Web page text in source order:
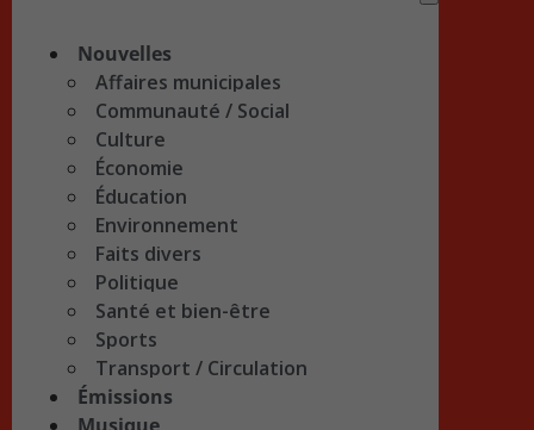
Nouvelles
Affaires municipales
Communauté / Social
Culture
Économie
Éducation
Environnement
Faits divers
Politique
Santé et bien-être
Sports
Transport / Circulation
Émissions